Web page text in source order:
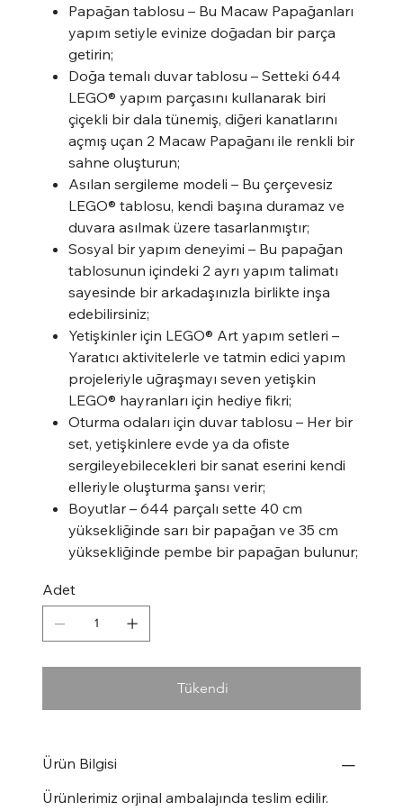
Papağan tablosu – Bu Macaw Papağanları
yapım setiyle evinize doğadan bir parça
getirin;
Doğa temalı duvar tablosu – Setteki 644
LEGO® yapım parçasını kullanarak biri
çiçekli bir dala tünemiş, diğeri kanatlarını
açmış uçan 2 Macaw Papağanı ile renkli bir
sahne oluşturun;
Asılan sergileme modeli – Bu çerçevesiz
LEGO® tablosu, kendi başına duramaz ve
duvara asılmak üzere tasarlanmıştır;
Sosyal bir yapım deneyimi – Bu papağan
tablosunun içindeki 2 ayrı yapım talimatı
sayesinde bir arkadaşınızla birlikte inşa
edebilirsiniz;
Yetişkinler için LEGO® Art yapım setleri –
Yaratıcı aktivitelerle ve tatmin edici yapım
projeleriyle uğraşmayı seven yetişkin
LEGO® hayranları için hediye fikri;
Oturma odaları için duvar tablosu – Her bir
set, yetişkinlere evde ya da ofiste
sergileyebilecekleri bir sanat eserini kendi
elleriyle oluşturma şansı verir;
Boyutlar – 644 parçalı sette 40 cm
yüksekliğinde sarı bir papağan ve 35 cm
yüksekliğinde pembe bir papağan bulunur;
Adet
Tükendi
Ürün Bilgisi
Ürünlerimiz orjinal ambalajında teslim edilir.